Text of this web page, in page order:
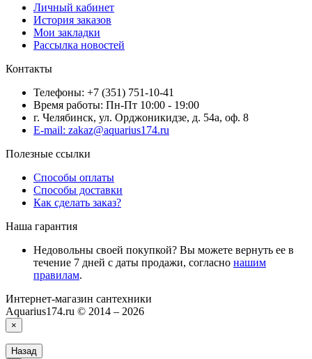
Личный кабинет
История заказов
Мои закладки
Рассылка новостей
Контакты
Телефоны: +7 (351) 751-10-41
Время работы: Пн-Пт 10:00 - 19:00
г. Челябинск, ул. Орджоникидзе, д. 54а, оф. 8
E-mail: zakaz@aquarius174.ru
Полезные ссылки
Способы оплаты
Способы доставки
Как сделать заказ?
Наша гарантия
Недовольны своей покупкой? Вы можете вернуть ее в
течение 7 дней с даты продажи, согласно нашим
правилам.
Интернет-магазин сантехники
Aquarius174.ru © 2014 – 2026
×
Назад